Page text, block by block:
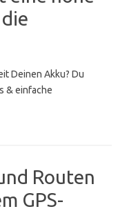
Deinen Akku? Du
& einfache
Routen
GPS-